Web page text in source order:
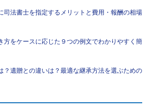
司法書士を指定するメリットと費用・報酬の相場
方をケースに応じた９つの例文でわかりやすく簡
？遺贈との違いは？最適な継承方法を選ぶための